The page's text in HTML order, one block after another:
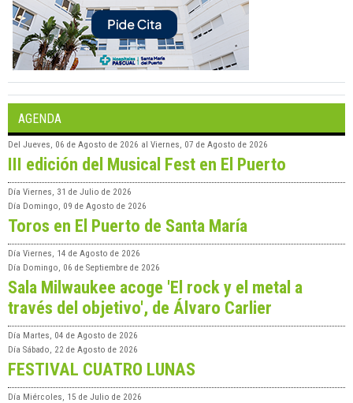
AGENDA
Del Jueves, 06 de Agosto de 2026 al Viernes, 07 de Agosto de 2026
III edición del Musical Fest en El Puerto
Día Viernes, 31 de Julio de 2026
Día Domingo, 09 de Agosto de 2026
Toros en El Puerto de Santa María
Día Viernes, 14 de Agosto de 2026
Día Domingo, 06 de Septiembre de 2026
Sala Milwaukee acoge 'El rock y el metal a
través del objetivo', de Álvaro Carlier
Día Martes, 04 de Agosto de 2026
Día Sábado, 22 de Agosto de 2026
FESTIVAL CUATRO LUNAS
Día Miércoles, 15 de Julio de 2026